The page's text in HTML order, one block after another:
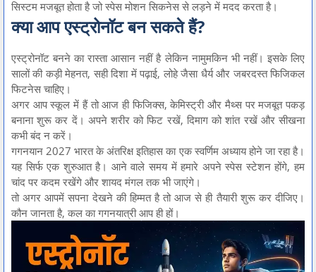
सिस्टम मजबूत होता है जो स्पेस मोशन सिकनेस से लड़ने में मदद करता है।
क्या आप एस्ट्रोनॉट बन सकते हैं?
एस्ट्रोनॉट बनने का रास्ता आसान नहीं है लेकिन नामुमकिन भी नहीं। इसके लिए
सालों की कड़ी मेहनत, सही दिशा में पढ़ाई, लोहे जैसा धैर्य और जबरदस्त फिजिकल
फिटनेस चाहिए।
अगर आप स्कूल में हैं तो आज ही फिजिक्स, केमिस्ट्री और मैथ्स पर मजबूत पकड़
बनाना शुरू कर दें। अपने शरीर को फिट रखें, दिमाग को शांत रखें और सीखना
कभी बंद न करें।
गगनयान 2027 भारत के अंतरिक्ष इतिहास का एक स्वर्णिम अध्याय होने जा रहा है।
यह सिर्फ एक शुरुआत है। आने वाले समय में हमारे अपने स्पेस स्टेशन होंगे, हम
चांद पर कदम रखेंगे और शायद मंगल तक भी जाएंगे।
तो अगर आपमें सपना देखने की हिम्मत है तो आज से ही तैयारी शुरू कर दीजिए।
कौन जानता है, कल का गगनयात्री आप ही हों।